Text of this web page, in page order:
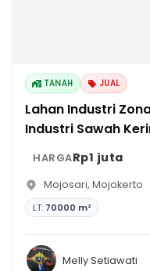
TANAH JUAL
Lahan Industri
Industri Sawah
HARGARp1 juta
Mojosari, Mojokerto
LT: 70000 m²
Melly Setiawati